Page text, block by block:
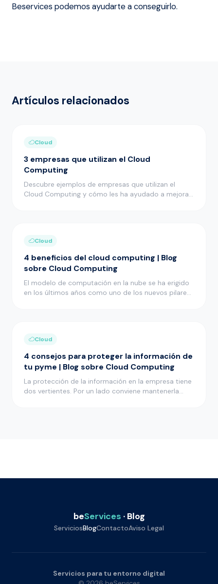
Beservices podemos ayudarte a conseguirlo.
Artículos relacionados
Cloud
3 empresas que utilizan el Cloud
Computing
Descubre ejemplos de empresas que utilizan el
Cloud Computing y cómo les ha ayudado a mejorar
Cloud
4 beneficios del cloud computing | Blog
sobre Cloud Computing
El modelo de computación en la nube se ha erigido
en los últimos años como uno de los nuevos pilares
Cloud
4 consejos para proteger la información de
tu pyme | Blog sobre Cloud Computing
La protección de la información en la empresa tiene
dos vertientes. Por un lado conviene mantenerla
beServices · Blog
ServiciosBlogContactoAviso Legal
Servicios para tu entorno digital